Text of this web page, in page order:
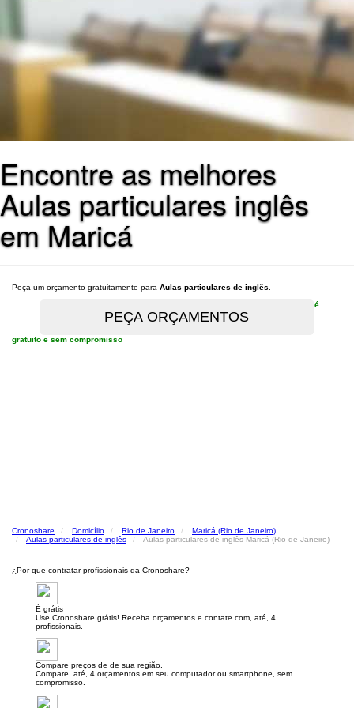
Encontre as melhores
Aulas particulares inglês
em Maricá
Peça um orçamento gratuitamente para Aulas particulares de inglês
é
gratuito e sem compromisso
Cronoshare Domicílio Rio de Janeiro
Maricá (Rio de Janeiro)
Aulas particulares de inglês
Aulas particulares de inglês Maricá (Rio de Janeiro)
¿Por que contratar profissionais da Cronoshare?
É grátis
Use Cronoshare grátis! Receba orçamentos e contate com, até, 4
profissionais.
Compare preços de de sua região.
Compare, até, 4 orçamentos em seu computador ou smartphone, sem
compromisso.